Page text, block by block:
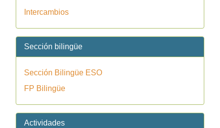
Intercambios
Sección bilingüe
Sección Bilingüe ESO
FP Bilingüe
Actividades